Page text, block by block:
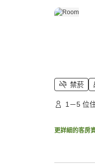
禁菸
1－5 位
更詳細的客房